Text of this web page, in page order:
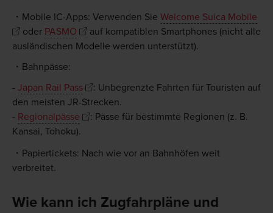
Mobile IC-Apps: Verwenden Sie Welcome Suica Mobile
oder PASMO
auf kompatiblen Smartphones (nicht alle
ausländischen Modelle werden unterstützt).
Bahnpässe:
- Japan Rail Pass
: Unbegrenzte Fahrten für Touristen auf
den meisten JR-Strecken.
- Regionalpässe
: Pässe für bestimmte Regionen (z. B.
Kansai, Tohoku).
Papiertickets: Nach wie vor an Bahnhöfen weit
verbreitet.
Wie kann ich Zugfahrpläne und